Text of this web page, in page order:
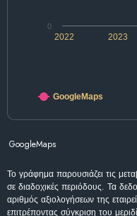
2022 2023
0
GoogleMaps
GoogleMaps
Το γράφημα παρουσιάζει τις
σε διαδοχικές περιόδους. Τα
αριθμός αξιολογήσεων της
επιτρέποντας σύγκριση του